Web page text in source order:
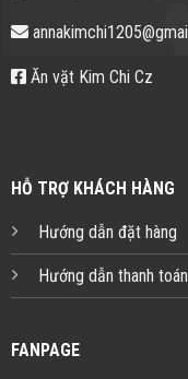
Ăn vặt Kim Chi Cz
HỖ TRỢ KHÁCH HÀNG
Hướng dẫn đặt hàng
Hướng dẫn thanh toán
FANPAGE